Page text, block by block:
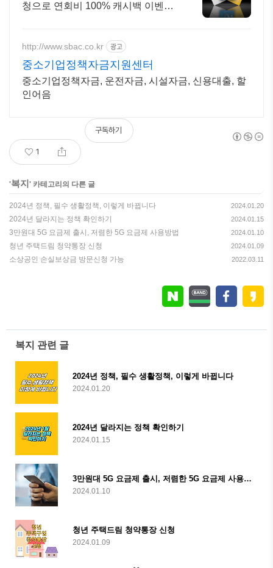
청으로 연회비 100% 캐시백 이벤트
http://www.sbac.co.kr 광고
중소기업정책자금지원센터
중소기업정책자금, 운전자금, 시설자금, 신용대출, 할
인어음
1
구독하기
'복지 ' 카테고리의 다른 글
2024년 정책, 필수 생활정책, 이렇게 바뀝니다 2024.01.20
2024년 달라지는 정책 확인하기 2024.01.15
3만원대 5G 요금제 출시, 저렴한 5G 요금제 사용방법 2024.01.10
청년 주택드림 청약통장 신청 2024.01.09
소상공인 손실보상금 방문신청 가능 2022.03.11
복지 관련 글
2024년 정책, 필수 생활정책, 이렇게 바뀝니다
2024.01.20
2024년 달라지는 정책 확인하기
2024.01.15
3만원대 5G 요금제 출시, 저렴한 5G 요금제 사용방법
2024.01.10
청년 주택드림 청약통장 신청
2024.01.09